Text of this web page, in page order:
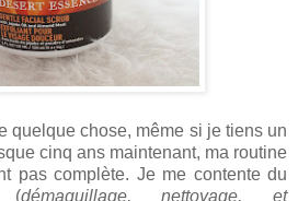
quelque chose, même si je tiens un
cinq ans maintenant, ma routine
pas complète. Je me contente du
(démaquillage, nettoyage, et